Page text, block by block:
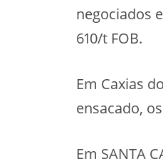
negociados
610/t FOB.
Em Caxias
ensacado,
Em SANTA